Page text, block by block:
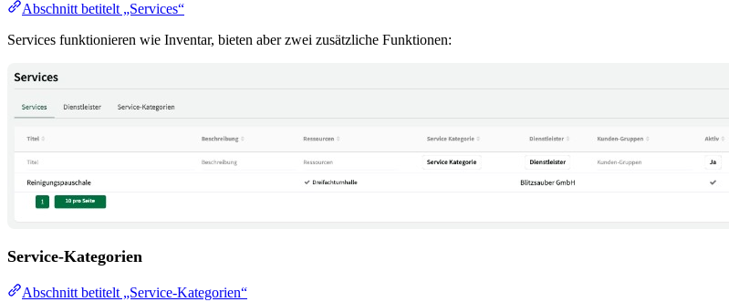
Abschnitt betitelt „Services“
Services funktionieren wie Inventar, bieten aber zwei zusätzliche Funktionen:
Service-Kategorien
Abschnitt betitelt „Service-Kategorien“